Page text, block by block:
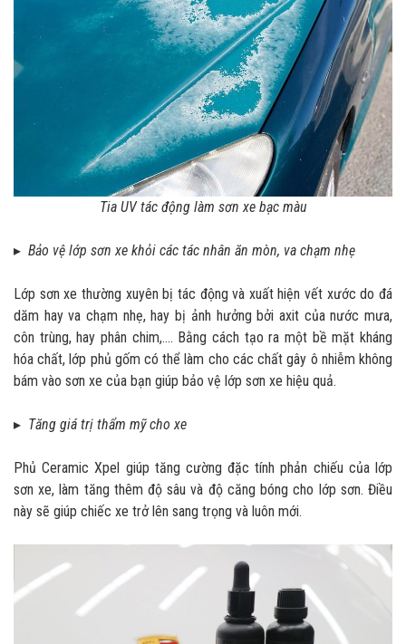
Tia UV tác động làm sơn xe bạc màu
▸ Bảo vệ lớp sơn xe khỏi các tác nhân ăn mòn, va chạm nhẹ
Lớp sơn xe thường xuyên bị tác động và xuất hiện vết xước do đá
dăm hay va chạm nhẹ, hay bị ảnh hưởng bởi axit của nước mưa,
côn trùng, hay phân chim,.... Bằng cách tạo ra một bề mặt kháng
hóa chất, lớp phủ gốm có thể làm cho các chất gây ô nhiễm không
bám vào sơn xe của bạn giúp bảo vệ lớp sơn xe hiệu quả.
▸ Tăng giá trị thẩm mỹ cho xe
Phủ Ceramic Xpel giúp tăng cường đặc tính phản chiếu của lớp
sơn xe, làm tăng thêm độ sâu và độ căng bóng cho lớp sơn. Điều
này sẽ giúp chiếc xe trở lên sang trọng và luôn mới.